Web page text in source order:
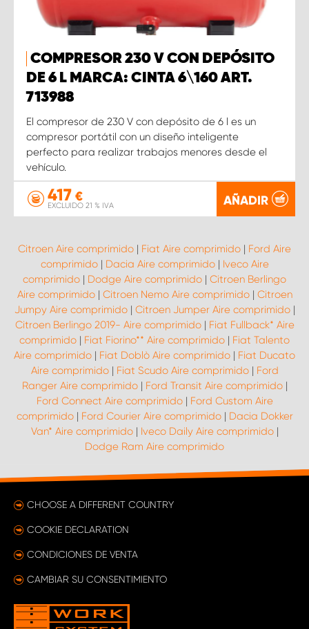
COMPRESOR 230 V CON DEPÓSITO
DE 6 L MARCA: CINTA 6\160 ART.
713988
El compresor de 230 V con depósito de 6 l es un
compresor portátil con un diseño inteligente
perfecto para realizar trabajos menores desde el
vehículo.
417 €
EXCLUIDO 21 % IVA AÑADIR
Citroen Aire comprimido | Fiat Aire comprimido | Ford Aire
comprimido| Dacia Aire comprimido| Iveco Aire
comprimido | Dodge Aire comprimido | Citroen Berlingo
Aire comprimido| Citroen Nemo Aire comprimido| Citroen
Jumpy Aire comprimido| Citroen Jumper Aire comprimido|
Citroen Berlingo 2019- Aire comprimido| Fiat Fullback* Aire
comprimido | Fiat Fiorino** Aire comprimido | Fiat Talento
Aire comprimido | Fiat Doblò Aire comprimido | Fiat Ducato
Aire comprimido| Fiat Scudo Aire comprimido| Ford
Ranger Aire comprimido| Ford Transit Aire comprimido|
Ford Connect Aire comprimido| Ford Custom Aire
comprimido| Ford Courier Aire comprimido| Dacia Dokker
Van* Aire comprimido| Iveco Daily Aire comprimido|
Dodge Ram Aire comprimido
CHOOSE A DIFFERENT COUNTRY
COOKIE DECLARATION
CONDICIONES DE VENTA
CAMBIAR SU CONSENTIMIENTO